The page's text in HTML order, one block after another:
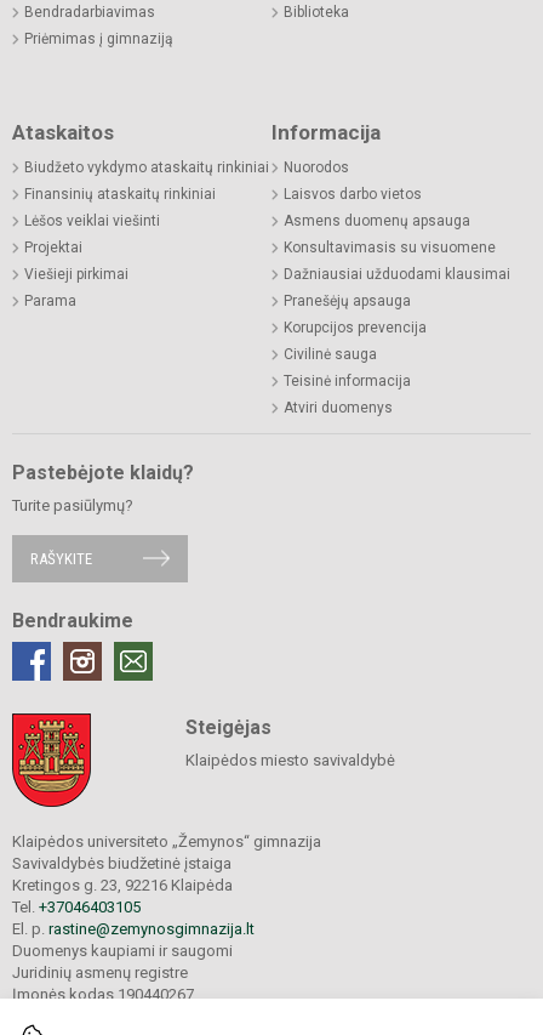
Bendradarbiavimas
Priėmimas į gimnaziją
Biblioteka
Ataskaitos
Biudžeto vykdymo ataskaitų rinkiniai
Finansinių ataskaitų rinkiniai
Lėšos veiklai viešinti
Projektai
Viešieji pirkimai
Parama
Informacija
Nuorodos
Laisvos darbo vietos
Asmens duomenų apsauga
Konsultavimasis su visuomene
Dažniausiai užduodami klausimai
Pranešėjų apsauga
Korupcijos prevencija
Civilinė sauga
Teisinė informacija
Atviri duomenys
Pastebėjote klaidų?
Turite pasiūlymų?
RAŠYKITE
Bendraukime
Steigėjas
Klaipėdos miesto savivaldybė
Klaipėdos universiteto „Žemynos“ gimnazija
Savivaldybės biudžetinė įstaiga
Kretingos g. 23, 92216 Klaipėda
Tel. +37046403105
El. p. rastine@zemynosgimnazija.lt
Duomenys kaupiami ir saugomi
Juridinių asmenų registre
Įmonės kodas 190440267